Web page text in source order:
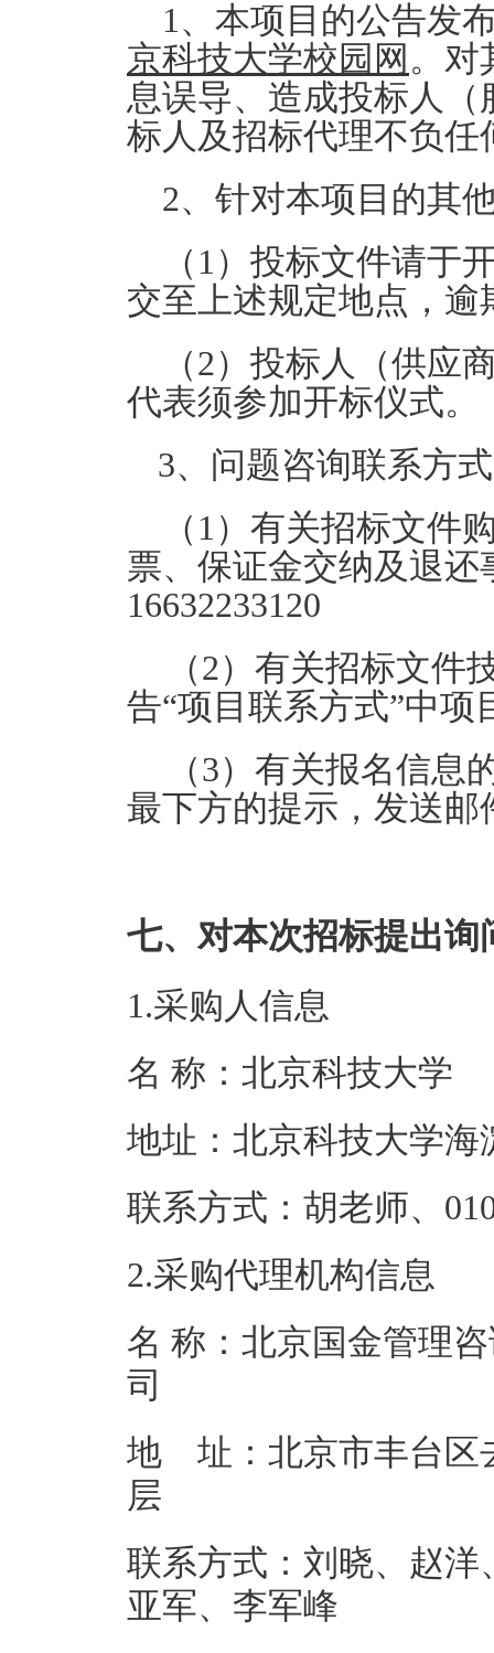
1、本项目的公告发
京科技大学校园网 。对
息误导、造成投标人
标人及招标代理不负任
2、针对本项目的其
（1）投标文件请于
交至上述规定地点，逾
（2）投标人（供应
代表须参加开标仪式。
3、问题咨询联系方
（1）有关招标文件
票、保证金交纳及退还
16632233120
（2）有关招标文件
告“项目联系方式”中
（3）有关报名信息
最下方的提示，发送邮
七、对本次招标提出
1.采购人信息
名 称：北京科
地址：北京科
联系方式：胡老
2.采购代理机构信息
名 称：北京国金管理
地 址：北京市丰台区
联系方式：刘晓、赵
亚军、